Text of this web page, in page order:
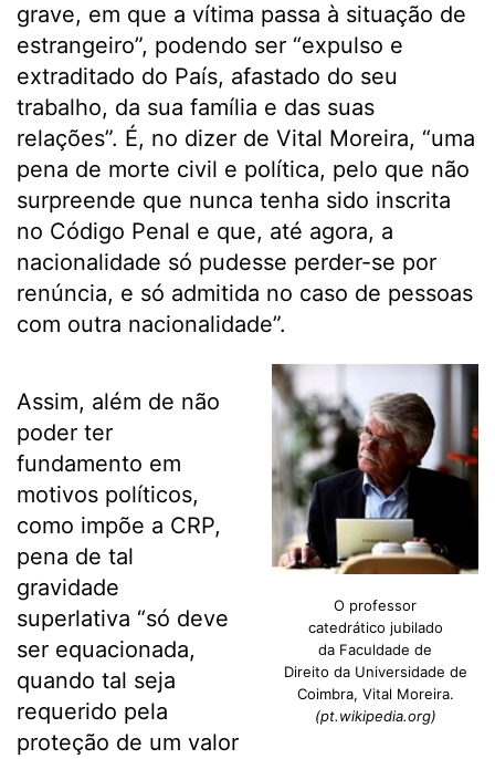
grave, em que a vítima passa à situação de
estrangeiro”, podendo ser “expulso e
extraditado do País, afastado do seu
trabalho, da sua família e das suas
relações”. É, no dizer de Vital Moreira, “uma
pena de morte civil e política, pelo que não
surpreende que nunca tenha sido inscrita
no Código Penal e que, até agora, a
nacionalidade só pudesse perder-se por
renúncia, e só admitida no caso de pessoas
com outra nacionalidade”.
O professor
catedrático jubilado
da Faculdade de
Direito da Universidade de
Coimbra, Vital Moreira.
(pt.wikipedia.org)
Assim, além de não
poder ter
fundamento em
motivos políticos,
como impõe a CRP,
pena de tal
gravidade
superlativa “só deve
ser equacionada,
quando tal seja
requerido pela
proteção de um valor